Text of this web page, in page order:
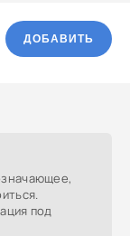
ДОБАВИТЬ
под